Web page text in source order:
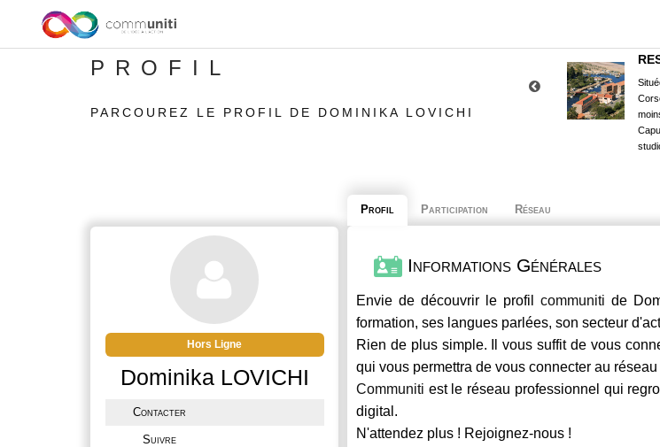
PROFIL
PARCOUREZ LE PROFIL DE DOMINIKA LOVICHI
Hors Ligne
Dominika LOVICHI
Contacter
Suivre
Profil Participation Réseau
Informations Générales
Envie de découvrir le profil communiti de
formation, ses langues parlées, son secteur
Rien de plus simple. Il vous suffit de vous
qui vous permettra de vous connecter au
Communiti est le réseau professionnel qui
digital.
N'attendez plus ! Rejoignez-nous !